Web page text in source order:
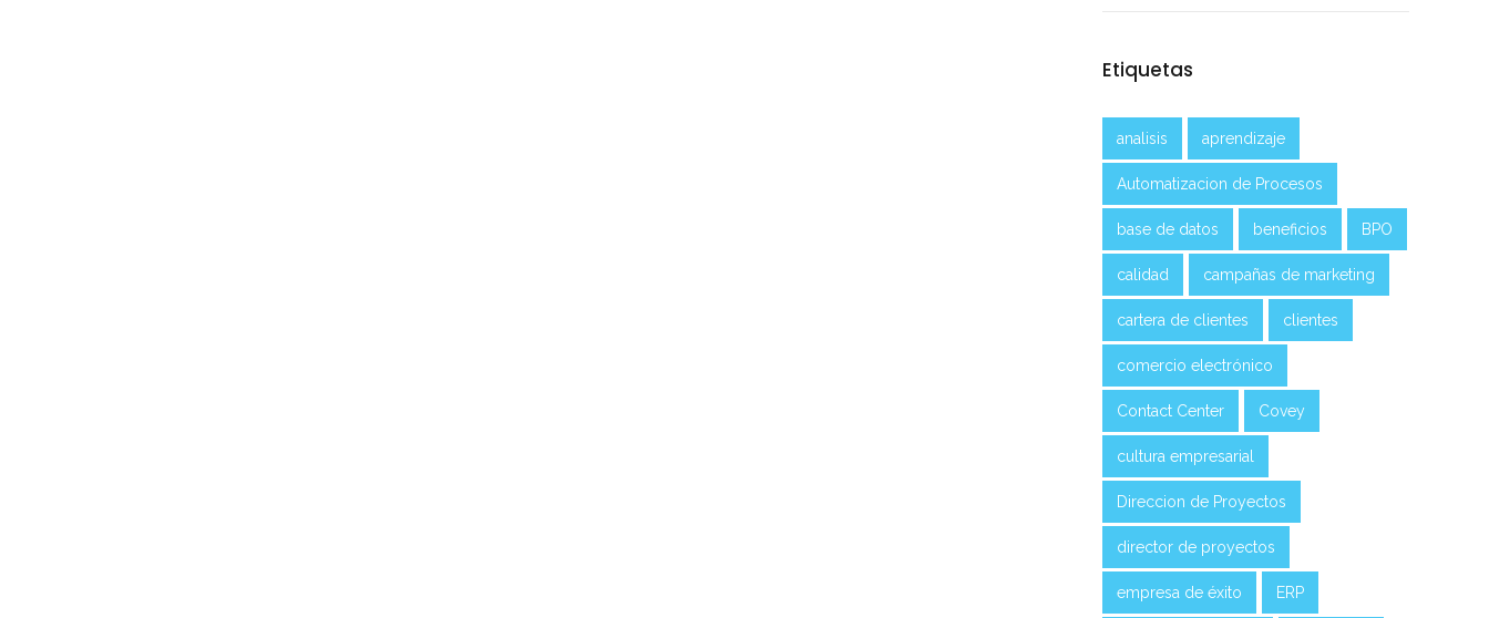
Etiquetas
analisis aprendizaje
Automatizacion de Procesos
base de datos beneficios BPO
calidad campañas de marketing
cartera de clientes clientes
comercio electrónico
Contact Center Covey
cultura empresarial
Direccion de Proyectos
director de proyectos
empresa de éxito ERP